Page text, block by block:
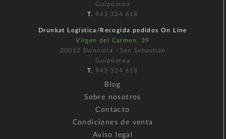
Guipúzcoa
T. 943 324 618
Drunkat Logística/Recogida pedidos On Line
Virgen del Carmen, 39
20012 Donostia - San Sebastián
Guipúzcoa
T. 943 324 618
Blog
Sobre nosotros
Contacto
Condiciones de venta
Aviso legal